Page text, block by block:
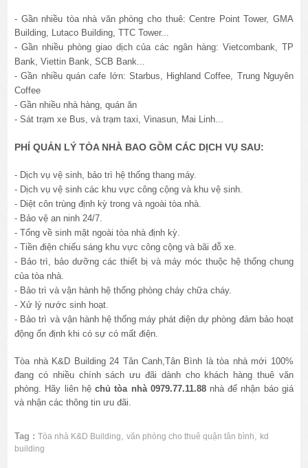
- Gần nhiều tòa nhà văn phòng cho thuê: Centre Point Tower, GMA
Building, Lutaco Building , TTC Tower...
- Gần nhiều phòng giao dịch của các ngân hàng: Vietcombank, TP
Bank, Viettin Bank, SCB Bank...
- Gần nhiều quán cafe lớn: Starbus, Highland Coffee, Trung Nguyên
Coffee
- Gần nhiều nhà hàng, quán ăn
- Sát trạm xe Bus, và trạm taxi, Vinasun, Mai Linh...
PHÍ QUẢN LÝ TÒA NHÀ BAO GỒM CÁC DỊCH VỤ SAU:
- Dịch vụ vệ sinh, bảo trì hệ thống thang máy.
- Dịch vụ vệ sinh các khu vực công cộng và khu vệ sinh.
- Diệt côn trùng định kỳ trong và ngoài tòa nhà.
- Bảo vệ an ninh 24/7.
- Tổng về sinh mặt ngoài tòa nhà định kỳ.
- Tiền điện chiếu sáng khu vực công cộng và bãi đỗ xe.
- Bảo trì, bảo dưỡng các thiết bị và máy móc thuộc hệ thống chung
của tòa nhà.
- Bảo trì và vận hành hệ thống phòng cháy chữa cháy.
- Xử lý nước sinh hoạt.
- Bảo trì và vận hành hệ thống máy phát điện dự phòng đảm bảo hoạt
động ổn định khi có sự có mất điện.
Tòa nhà K&D Building 24 Tân Canh,Tân Bình là tòa nhà mới 100%
đang có nhiều chính sách ưu đãi dành cho khách hàng thuê văn
phòng. Hãy liên hệchủ tòa nhà 0979.77.11.88nhà để nhận báo giá
và nhận các thông tin ưu đãi.
Tag : Tòa nhà K&D Building ,văn phòng cho thuê quận tân bình
kd
building